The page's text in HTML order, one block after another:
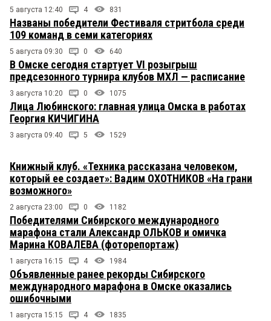
5 августа 12:40 4 831
Названы победители Фестиваля стритбола среди
109 команд в семи категориях
5 августа 09:30 0 640
В Омске сегодня стартует VI розыгрыш
предсезонного турнира клубов МХЛ — расписание
3 августа 10:20 0 1075
Лица Любинского: главная улица Омска в работах
Георгия КИЧИГИНА
3 августа 09:40 5 1529
Книжный клуб. «Техника рассказана человеком,
который ее создает»: Вадим ОХОТНИКОВ «На грани
возможного»
2 августа 23:00 0 1182
Победителями Сибирского международного
марафона стали Александр ОЛЬКОВ и омичка
Марина КОВАЛЕВА (фоторепортаж)
1 августа 16:15 4 1984
Объявленные ранее рекорды Сибирского
международного марафона в Омске оказались
ошибочными
1 августа 15:15 4 1835